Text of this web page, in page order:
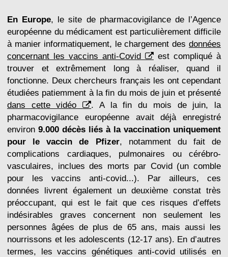
En Europe , le site de pharmacovigilance de l’Agence
européenne du médicament est particulièrement difficile
à manier informatiquement, le chargement des données
concernant les vaccins anti-Covid
est compliqué à
trouver et extrêmement long à réaliser, quand il
fonctionne. Deux chercheurs français les ont cependant
étudiées patiemment à la fin du mois de juin et présenté
dans cette vidéo
. A la fin du mois de juin, la
pharmacovigilance européenne avait déjà enregistré
environ 9.000 décès liés à la vaccination uniquement
pour le vaccin de Pfizer, notamment du fait de
complications cardiaques, pulmonaires ou cérébro-
vasculaires, inclues des morts par Covid (un comble
pour les vaccins anti-covid...). Par ailleurs, ces
données livrent également un deuxième constat très
préoccupant, qui est le fait que ces risques d’effets
indésirables graves concernent non seulement les
personnes âgées de plus de 65 ans, mais aussi les
nourrissons et les adolescents (12-17 ans). En d’autres
termes, les vaccins génétiques anti-covid utilisés en